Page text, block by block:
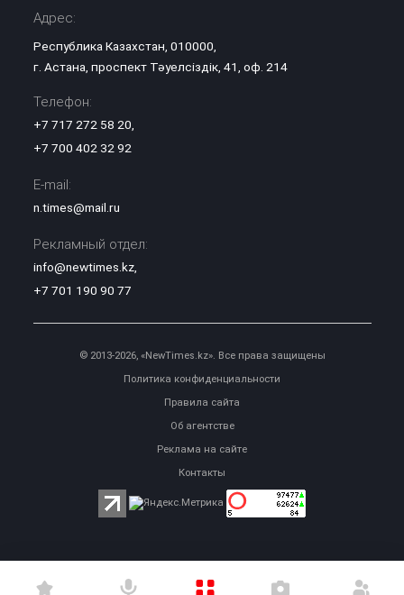
Адрес:
Республика Казахстан, 010000,
г. Астана, проспект Тәуелсіздік, 41, оф. 214
Телефон:
+7 717 272 58 20
+7 700 402 32 92
E-mail:
n.times@mail.ru
Рекламный отдел:
info@newtimes.kz,
+7 701 190 90 77
© 2013-2026, «NewTimes.kz». Все права защищены
Политика конфиденциальности
Правила сайта
Об агентстве
Реклама на сайте
Контакты